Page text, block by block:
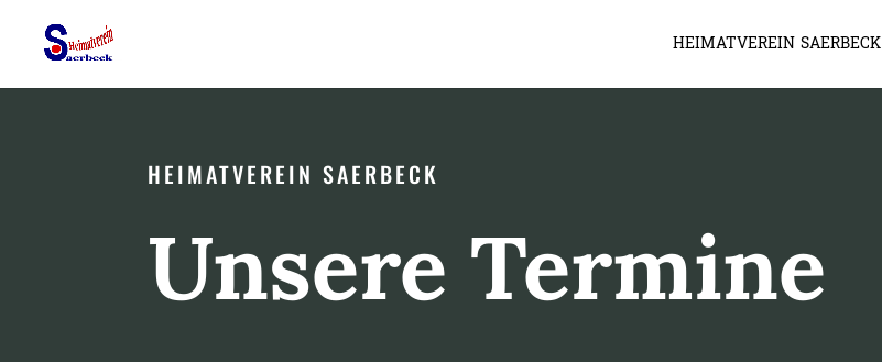
HEIMATVEREIN SAERBECK
HEIMATVEREIN SAERBECK
Unsere Termine